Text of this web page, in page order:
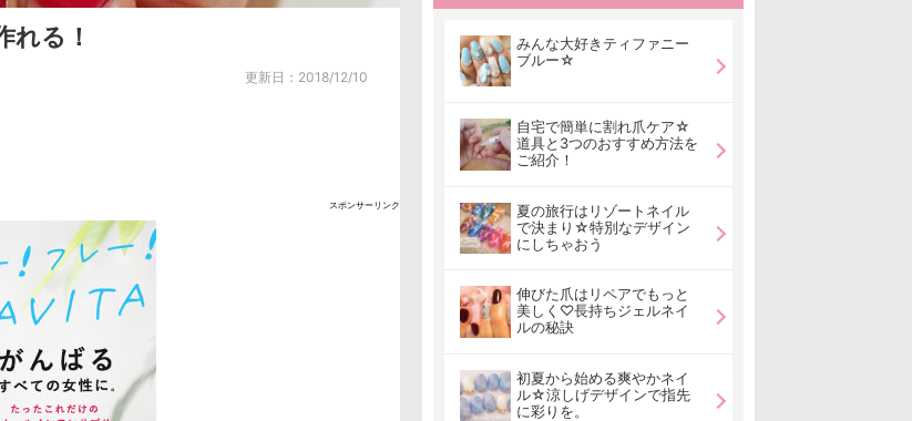
れる！
更新日： 2018/12/10
スポンサーリンク
みんな大好きティファニー
ブルー☆
自宅で簡単に割れ爪ケア☆
道具と3つのおすすめ方法を
ご紹介！
夏の旅行はリゾートネイル
で決まり☆特別なデザイン
にしちゃおう
伸びた爪はリペアでもっと
美しく♡長持ちジェルネイ
ルの秘訣
初夏から始める爽やかネイ
ル☆涼しげデザインで指先
に彩りを。